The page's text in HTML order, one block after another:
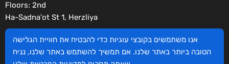
Floors: 2nd
Ha-Sadna'ot St 1, Herzliya
Social
אנו משתמשים בקובצי עוגיות כדי להבטיח את חוויית הגלישה
הטובה ביותר באתר שלנו. אם תמשיך להשתמש באתר שלנו, נניח